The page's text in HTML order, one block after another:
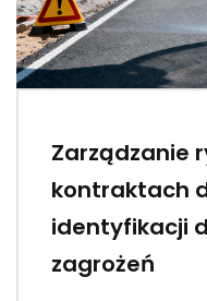
Zarządzanie
kontraktach
identyfikacji
zagrożeń